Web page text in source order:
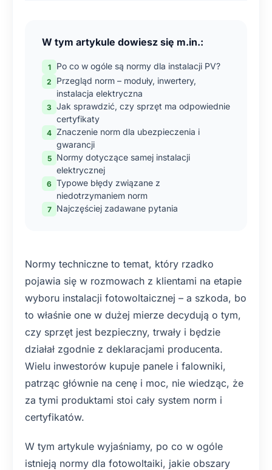
W tym artykule dowiesz się m.in.:
Po co w ogóle są normy dla instalacji PV?
Przegląd norm – moduły, inwertery,
instalacja elektryczna
Jak sprawdzić, czy sprzęt ma odpowiednie
certyfikaty
Znaczenie norm dla ubezpieczenia i
gwarancji
Normy dotyczące samej instalacji
elektrycznej
Typowe błędy związane z
niedotrzymaniem norm
Najczęściej zadawane pytania
Normy techniczne to temat, który rzadko
pojawia się w rozmowach z klientami na etapie
wyboru instalacji fotowoltaicznej – a szkoda, bo
to właśnie one w dużej mierze decydują o tym,
czy sprzęt jest bezpieczny, trwały i będzie
działał zgodnie z deklaracjami producenta.
Wielu inwestorów kupuje panele i falowniki,
patrząc głównie na cenę i moc, nie wiedząc, że
za tymi produktami stoi cały system norm i
certyfikatów.
W tym artykule wyjaśniamy, po co w ogóle
istnieją normy dla fotowoltaiki, jakie obszary